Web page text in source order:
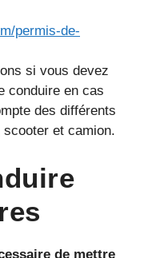
permis-de-
si vous devez
conduire en cas
des différents
et camion.
de mettre